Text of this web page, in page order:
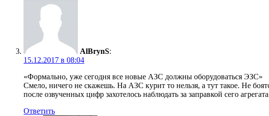
AlBrynS:
15.12.2017 в 08:04
«Формально, уже сегодня все новые АЗС должны оборудоваться ЭЗС»
Смело, ничего не скажешь. На АЗС курит то нельзя, а тут такое. Не
после озвученных цифр захотелось наблюдать за заправкой сего
Ответить